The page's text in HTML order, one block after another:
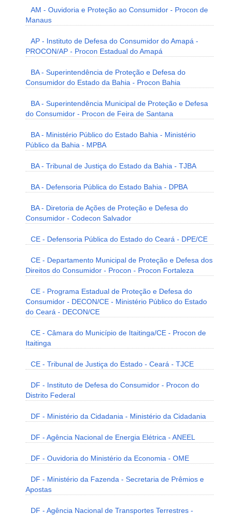
AM - Ouvidoria e Proteção ao Consumidor - Procon de
Manaus
AP - Instituto de Defesa do Consumidor do Amapá -
PROCON/AP - Procon Estadual do Amapá
BA - Superintendência de Proteção e Defesa do
Consumidor do Estado da Bahia - Procon Bahia
BA - Superintendência Municipal de Proteção e Defesa
do Consumidor - Procon de Feira de Santana
BA - Ministério Público do Estado Bahia - Ministério
Público da Bahia - MPBA
BA - Tribunal de Justiça do Estado da Bahia - TJBA
BA - Defensoria Pública do Estado Bahia - DPBA
BA - Diretoria de Ações de Proteção e Defesa do
Consumidor - Codecon Salvador
CE - Defensoria Pública do Estado do Ceará - DPE/CE
CE - Departamento Municipal de Proteção e Defesa dos
Direitos do Consumidor - Procon - Procon Fortaleza
CE - Programa Estadual de Proteção e Defesa do
Consumidor - DECON/CE - Ministério Público do Estado
do Ceará - DECON/CE
CE - Câmara do Município de Itaitinga/CE - Procon de
Itaitinga
CE - Tribunal de Justiça do Estado - Ceará - TJCE
DF - Instituto de Defesa do Consumidor - Procon do
Distrito Federal
DF - Ministério da Cidadania - Ministério da Cidadania
DF - Agência Nacional de Energia Elétrica - ANEEL
DF - Ouvidoria do Ministério da Economia - OME
DF - Ministério da Fazenda - Secretaria de Prêmios e
Apostas
DF - Agência Nacional de Transportes Terrestres -